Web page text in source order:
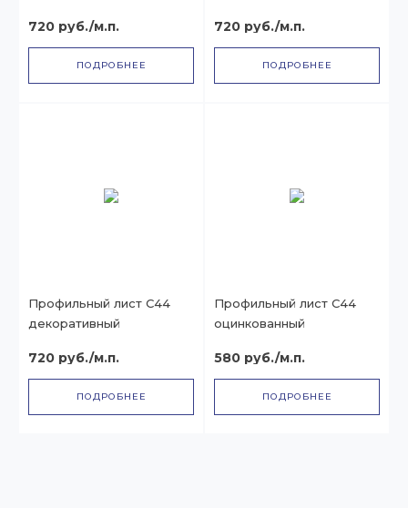
720 руб./м.п.
ПОДРОБНЕЕ
720 руб./м.п.
ПОДРОБНЕЕ
Профильный лист С44
декоративный
720 руб./м.п.
ПОДРОБНЕЕ
Профильный лист С44
оцинкованный
580 руб./м.п.
ПОДРОБНЕЕ